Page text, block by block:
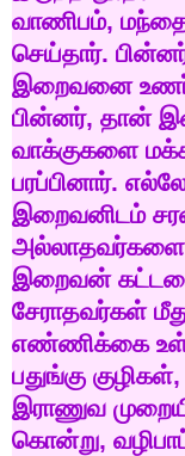
வாணிபம்,
செய்தார்.
இறைவனை
பின்னர், தான்
வாக்குகளை
பரப்பினார்.
இறைவனிடம்
அல்லாதவர்களை
இறைவன்
சேராதவர்கள்
எண்ணிக்கை
பதுங்கு குழிகள்,
இராணுவ
கொன்று,